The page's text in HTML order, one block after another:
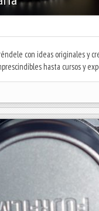
con ideas originales y
hasta cursos y